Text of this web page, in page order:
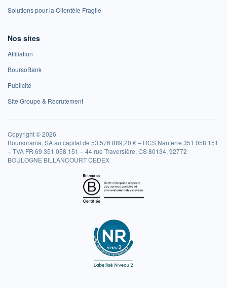
Solutions pour la Clientèle Fragile
Nos sites
Affiliation
BoursoBank
Publicité
Site Groupe & Recrutement
Copyright © 2026
Boursorama, SA au capital de 53 576 889,20 € – RCS Nanterre 351 058 151
– TVA FR 69 351 058 151 – 44 rue Traversière, CS 80134, 92772
BOULOGNE BILLANCOURT CEDEX